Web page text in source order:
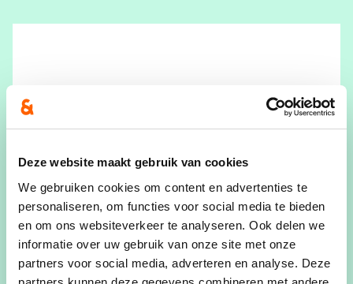
Deze website maakt gebruik van cookies
We gebruiken cookies om content en advertenties te
personaliseren, om functies voor social media te bieden
en om ons websiteverkeer te analyseren. Ook delen we
informatie over uw gebruik van onze site met onze
partners voor social media, adverteren en analyse. Deze